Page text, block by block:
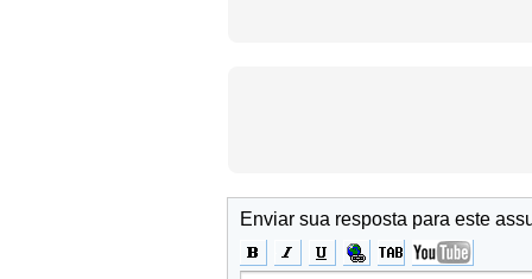
Enviar sua resposta para este